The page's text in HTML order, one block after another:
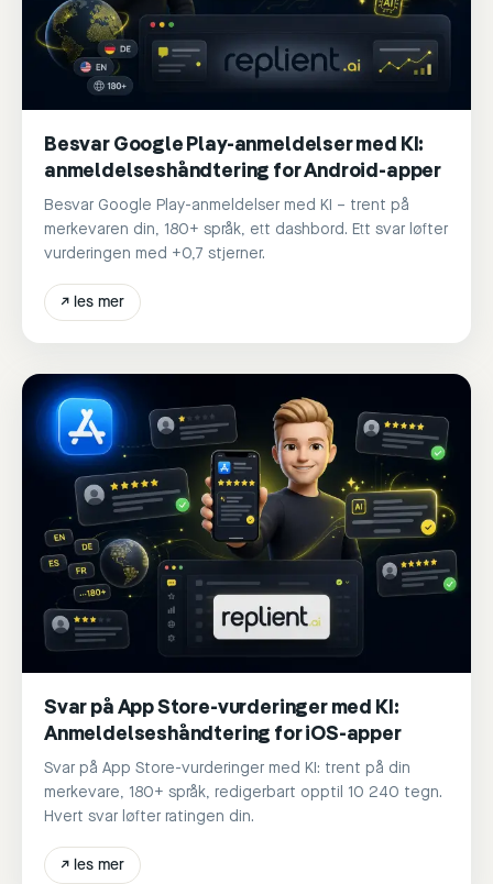
Besvar Google Play-anmeldelser med KI:
anmeldelseshåndtering for Android-apper
Besvar Google Play-anmeldelser med KI – trent på
merkevaren din, 180+ språk, ett dashbord. Ett svar løfter
vurderingen med +0,7 stjerner.
↗ les mer
Svar på App Store-vurderinger med KI:
Anmeldelseshåndtering for iOS-apper
Svar på App Store-vurderinger med KI: trent på din
merkevare, 180+ språk, redigerbart opptil 10 240 tegn.
Hvert svar løfter ratingen din.
↗ les mer